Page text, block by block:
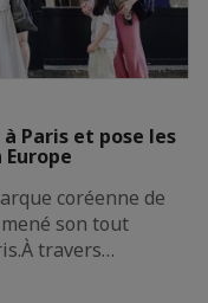
Paris et pose les
coréenne de
son tout
travers…